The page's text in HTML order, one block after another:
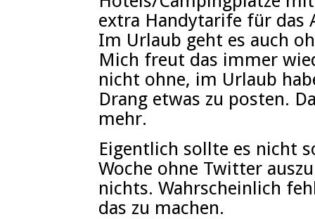
extra Handytarife für das
Im Urlaub geht es auch
Mich freut das immer
nicht ohne, im Urlaub
Drang etwas zu posten.
mehr.
Eigentlich sollte es nicht
Woche ohne Twitter
nichts. Wahrscheinlich
das zu machen.